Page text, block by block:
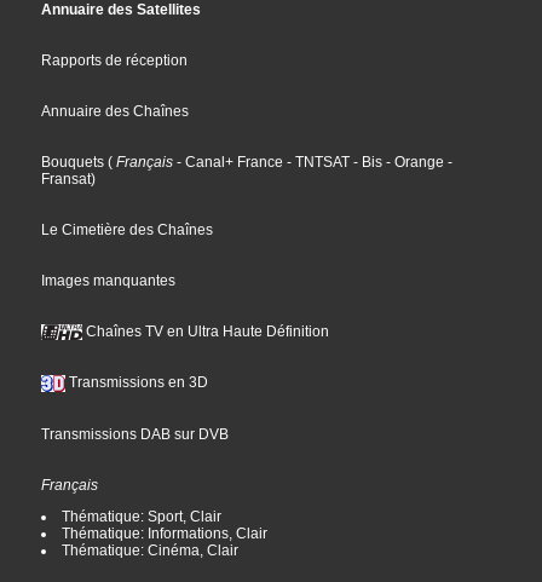
Annuaire des Satellites
Rapports de réception
Annuaire des Chaînes
Bouquets ( Français - Canal+ France - TNTSAT - Bis - Orange -
Fransat)
Le Cimetière des Chaînes
Images manquantes
Chaînes TV en Ultra Haute Définition
Transmissions en 3D
Transmissions DAB sur DVB
Français
Thématique: Sport, Clair
Thématique: Informations, Clair
Thématique: Cinéma, Clair